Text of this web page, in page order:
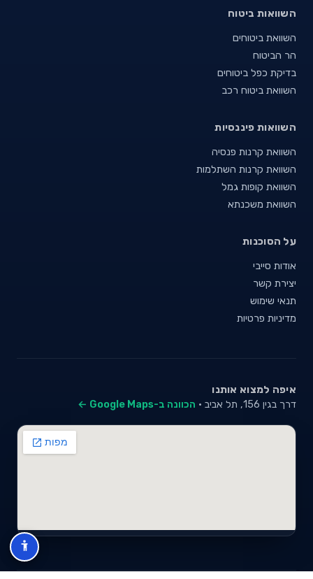
השוואות ביטוח
השוואת ביטוחים
הר הביטוח
בדיקת כפל ביטוחים
השוואת ביטוח רכב
השוואות פיננסיות
השוואת קרנות פנסיה
השוואת קרנות השתלמות
השוואת קופות גמל
השוואת משכנתא
על הסוכנות
אודות סייבי
יצירת קשר
תנאי שימוש
מדיניות פרטיות
איפה למצוא אותנו
דרך בגין 156, תל אביב · הכוונה ב-Google Maps ←